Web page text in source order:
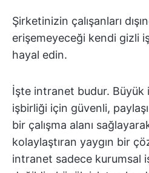
Şirketinizin çalışanları
erişemeyeceği kendi gizli
hayal edin.
İşte intranet budur. Büyük
işbirliği için güvenli,
bir çalışma alanı
kolaylaştıran yaygın bir
intranet sadece kurumsal